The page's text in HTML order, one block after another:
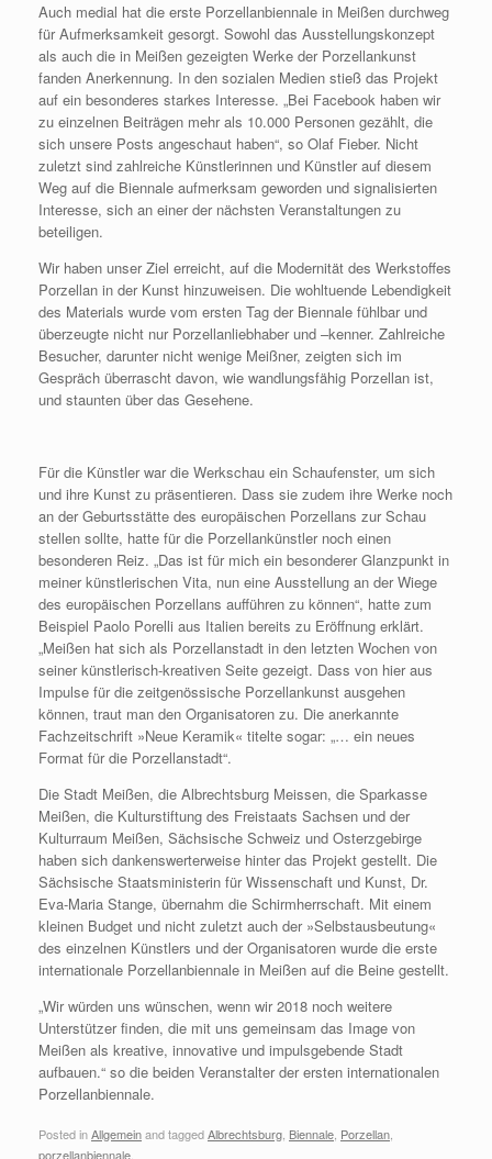
Auch medial hat die erste Porzellanbiennale in Meißen durchweg
für Aufmerksamkeit gesorgt. Sowohl das Ausstellungskonzept
als auch die in Meißen gezeigten Werke der Porzellankunst
fanden Anerkennung. In den sozialen Medien stieß das Projekt
auf ein besonderes starkes Interesse. „Bei Facebook haben wir
zu einzelnen Beiträgen mehr als 10.000 Personen gezählt, die
sich unsere Posts angeschaut haben“, so Olaf Fieber. Nicht
zuletzt sind zahlreiche Künstlerinnen und Künstler auf diesem
Weg auf die Biennale aufmerksam geworden und signalisierten
Interesse, sich an einer der nächsten Veranstaltungen zu
beteiligen.
Wir haben unser Ziel erreicht, auf die Modernität des Werkstoffes
Porzellan in der Kunst hinzuweisen. Die wohltuende Lebendigkeit
des Materials wurde vom ersten Tag der Biennale fühlbar und
überzeugte nicht nur Porzellanliebhaber und –kenner. Zahlreiche
Besucher, darunter nicht wenige Meißner, zeigten sich im
Gespräch überrascht davon, wie wandlungsfähig Porzellan ist,
und staunten über das Gesehene.
Für die Künstler war die Werkschau ein Schaufenster, um sich
und ihre Kunst zu präsentieren. Dass sie zudem ihre Werke noch
an der Geburtsstätte des europäischen Porzellans zur Schau
stellen sollte, hatte für die Porzellankünstler noch einen
besonderen Reiz. „Das ist für mich ein besonderer Glanzpunkt in
meiner künstlerischen Vita, nun eine Ausstellung an der Wiege
des europäischen Porzellans aufführen zu können“, hatte zum
Beispiel Paolo Porelli aus Italien bereits zu Eröffnung erklärt.
„Meißen hat sich als Porzellanstadt in den letzten Wochen von
seiner künstlerisch-kreativen Seite gezeigt. Dass von hier aus
Impulse für die zeitgenössische Porzellankunst ausgehen
können, traut man den Organisatoren zu. Die anerkannte
Fachzeitschrift »Neue Keramik« titelte sogar: „… ein neues
Format für die Porzellanstadt“.
Die Stadt Meißen, die Albrechtsburg Meissen, die Sparkasse
Meißen, die Kulturstiftung des Freistaats Sachsen und der
Kulturraum Meißen, Sächsische Schweiz und Osterzgebirge
haben sich dankenswerterweise hinter das Projekt gestellt. Die
Sächsische Staatsministerin für Wissenschaft und Kunst, Dr.
Eva-Maria Stange, übernahm die Schirmherrschaft. Mit einem
kleinen Budget und nicht zuletzt auch der »Selbstausbeutung«
des einzelnen Künstlers und der Organisatoren wurde die erste
internationale Porzellanbiennale in Meißen auf die Beine gestellt.
„Wir würden uns wünschen, wenn wir 2018 noch weitere
Unterstützer finden, die mit uns gemeinsam das Image von
Meißen als kreative, innovative und impulsgebende Stadt
aufbauen.“ so die beiden Veranstalter der ersten internationalen
Porzellanbiennale.
Posted inAllgemeinand taggedAlbrechtsburg Biennale Porzellan
porzellanbiennale